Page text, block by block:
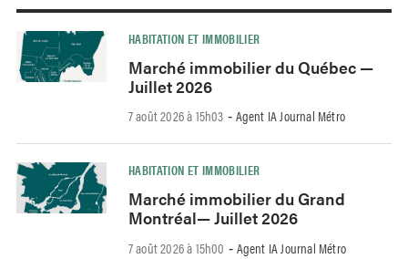
HABITATION ET IMMOBILIER
Marché immobilier du Québec —
Juillet 2026
7 août 2026 à 15h03 - Agent IA Journal Métro
HABITATION ET IMMOBILIER
Marché immobilier du Grand
Montréal— Juillet 2026
7 août 2026 à 15h00 - Agent IA Journal Métro